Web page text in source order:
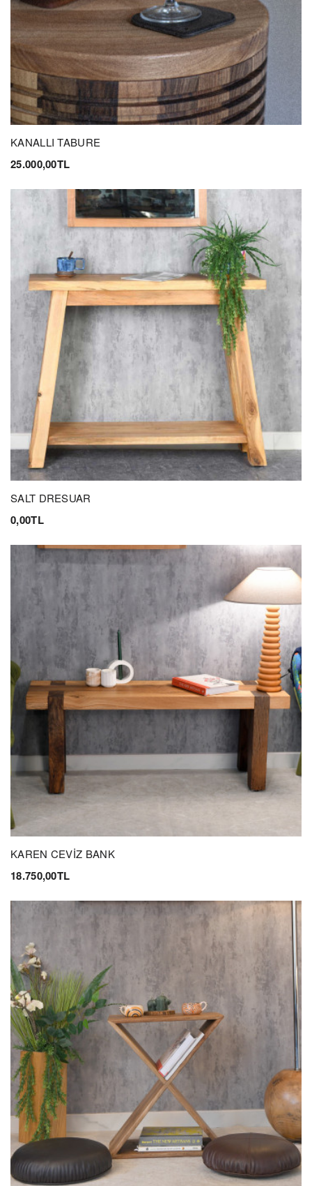
KANALLI TABURE
25.000,00TL
SALT DRESUAR
0,00TL
KAREN CEVİZ BANK
18.750,00TL